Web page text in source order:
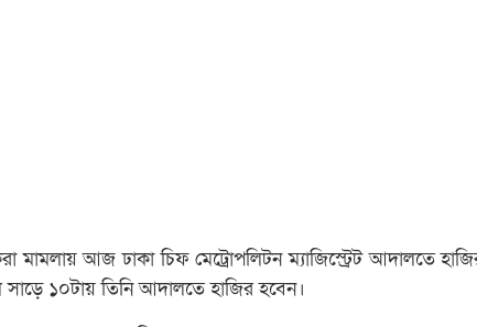
মামলায় আজ ঢাকা চিফ মেট্রোপলিটন ম্যাজিস্ট্রেট আদালতে
সাড়ে ১০টায় তিনি আদালতে হাজির হবেন।